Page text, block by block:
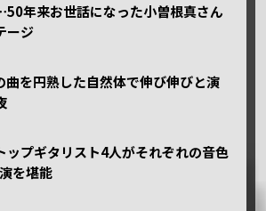
年来お世話になった小曽根真さん
ージ
曲を円熟した自然体で伸び伸びと演
ップギタリスト4人がそれぞれの音色
を堪能